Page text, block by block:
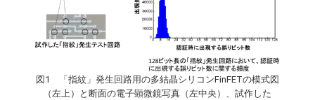
図1 「指紋」発生回路用の多結晶シリコンFinFETの模式図
（左上）と断面の電子顕微鏡写真（左中央）、試作した